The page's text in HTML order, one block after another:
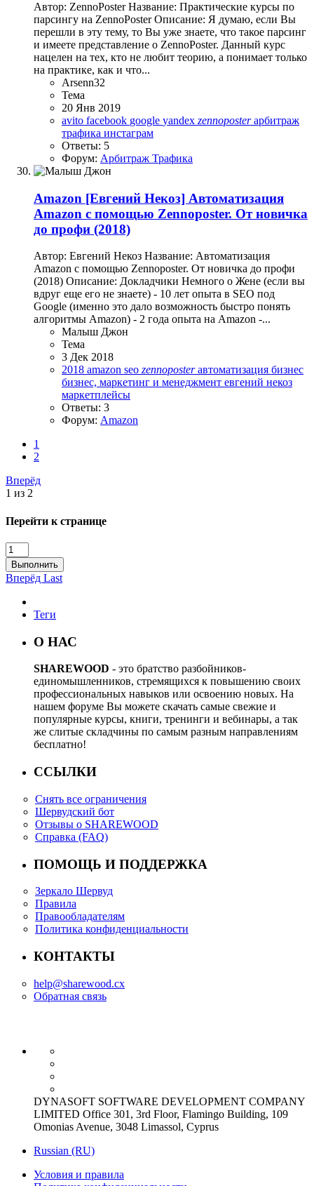
Автор: ZennoPoster Название: Практические курсы по
парсингу на ZennoPoster Описание: Я думаю, если Вы
перешли в эту тему, то Вы уже знаете, что такое парсинг
и имеете представление о ZennoPoster. Данный курс
нацелен на тех, кто не любит теорию, а понимает только
на практике, как и что...
Arsenn32
Тема
20 Янв 2019
avito facebook google yandex zennoposter арбитраж
трафика инстаграм
Ответы: 5
Форум: Арбитраж Трафика
Amazon [Евгений Некоз] Автоматизация
Amazon с помощью Zennoposter. От новичка
до профи (2018)
Автор: Евгений Некоз Название: Автоматизация
Amazon с помощью Zennoposter. От новичка до профи
(2018) Описание: Докладчики Немного о Жене (если вы
вдруг еще его не знаете) - 10 лет опыта в SEO под
Google (именно это дало возможность быстро понять
алгоритмы Amazon) - 2 года опыта на Amazon -...
Малыш Джон
Тема
3 Дек 2018
2018 amazon seo zennoposter автоматизация бизнес
бизнес, маркетинг и менеджмент евгений некоз
маркетплейсы
Ответы: 3
Форум: Amazon
1
2
Вперёд
1 из 2
Перейти к странице
Выполнить
Вперёд Last
Теги
О НАС
SHAREWOOD - это братство разбойников-
единомышленников, стремящихся к повышению своих
профессиональных навыков или освоению новых. На
нашем форуме Вы можете скачать самые свежие и
популярные курсы, книги, тренинги и вебинары, а так
же слитые складчины по самым разным направлениям
бесплатно!
ССЫЛКИ
Снять все ограничения
Шервудский бот
Отзывы о SHAREWOOD
Справка (FAQ)
ПОМОЩЬ И ПОДДЕРЖКА
Зеркало Шервуд
Правила
Правообладателям
Политика конфиденциальности
КОНТАКТЫ
help@sharewood.cx
Обратная связь
DYNASOFT SOFTWARE DEVELOPMENT COMPANY
LIMITED Office 301, 3rd Floor, Flamingo Building, 109
Omonias Avenue, 3048 Limassol, Cyprus
Russian (RU)
Условия и правила